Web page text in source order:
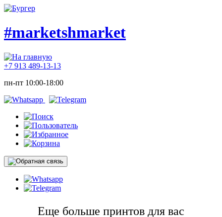
#marketshmarket
+7 913 489-13-13
пн-пт 10:00-18:00
Еще больше принтов для вас